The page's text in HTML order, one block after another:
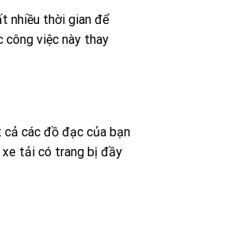
nhiều thời gian để
công việc này thay
cả các đồ đạc của bạn
xe tải có trang bị đầy